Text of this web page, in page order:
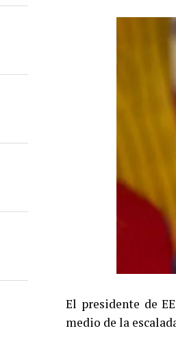
El presidente de
medio de la